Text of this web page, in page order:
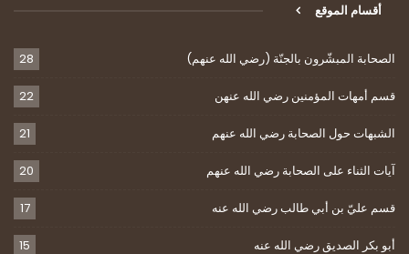
أقسام الموقع
الصحابة المبشّرون بالجنّة (رضي الله عنهم) 28
قسم أمهات المؤمنين رضي الله عنهن 22
الشبهات حول الصحابة رضي الله عنهم 21
آيات الثناء على الصحابة رضي الله عنهم 20
قسم عليّ بن أبي طالب رضي الله عنه 17
أبو بكر الصديق رضي الله عنه 15